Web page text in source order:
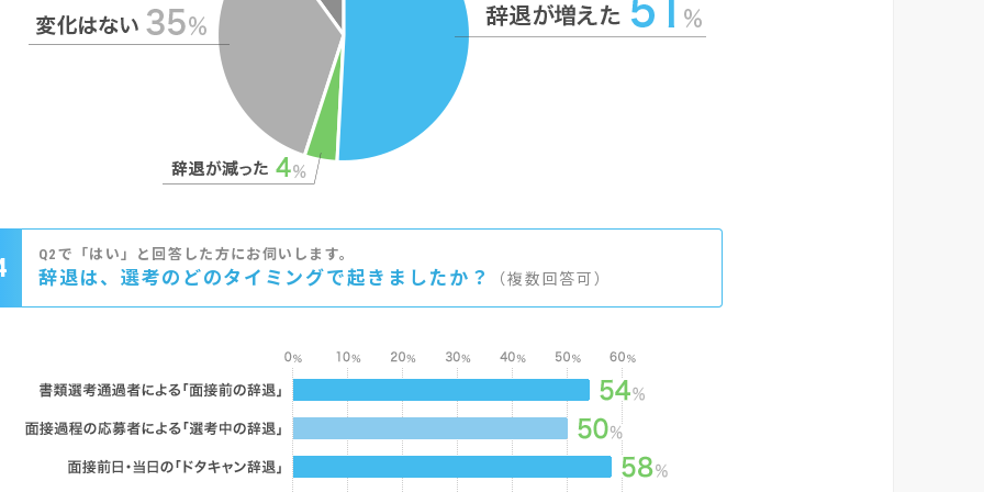
Q2で「はい」と回答した方にお伺いします。
辞退は、選考のどのタイミングで起きましたか？ 複数回答可